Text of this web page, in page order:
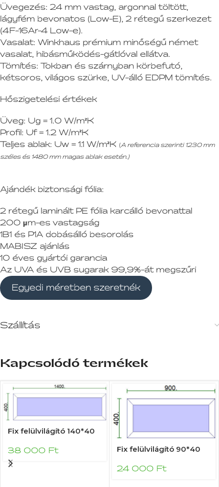
Üvegezés: 24 mm vastag, argonnal töltött,
lágyfém bevonatos (Low-E), 2 rétegű szerkezet
(4F-16Ar-4 Low-e).
Vasalat: Winkhaus prémium minőségű német
vasalat, hibásműködés-gátlóval ellátva.
Tömítés: Tokban és szárnyban körbefutó,
kétsoros, világos szürke, UV-álló EDPM tömítés.
Hőszigetelési értékek
Üveg: Ug = 1.0 W/m²K
Profil: Uf = 1.2 W/m²K
Teljes ablak: Uw = 1.1 W/m²K (A referencia szerinti 1230 mm
széles és 1480 mm magas ablak esetén.)
Ajándék biztonsági fólia:
2 rétegű laminált PE fólia karcálló bevonattal
200 µm-es vastagság
1B1 és P1A dobásálló besorolás
MABISZ ajánlás
10 éves gyártói garancia
Az UVA és UVB sugarak 99,9%-át megszűri
Egyedi méretben szeretnék
Szállítás
Kapcsolódó termékek
Fix felülvilágító 140*40
38 000 Ft Fix felülvilágító 90*40
24 000 Ft